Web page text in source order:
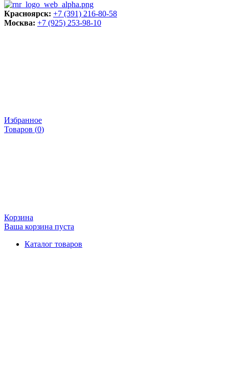
Красноярск: +7 (391) 216-80-58
Москва: +7 (925) 253-98-10
Избранное
Товаров (0)
Корзина
Ваша корзина пуста
Каталог товаров